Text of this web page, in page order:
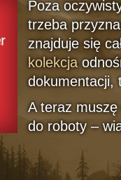
Poza
trzeba
znajduje się
kolekcja
dokumentacji,
A teraz
do roboty –